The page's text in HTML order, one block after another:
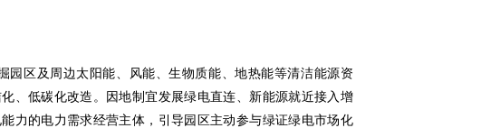
园区及周边太阳能、风能、生物质能、地热能等清洁能源资
、低碳化改造。因地制宜发展绿电直连、新能源就近接入增
力的电力需求经营主体，引导园区主动参与绿证绿电市场化